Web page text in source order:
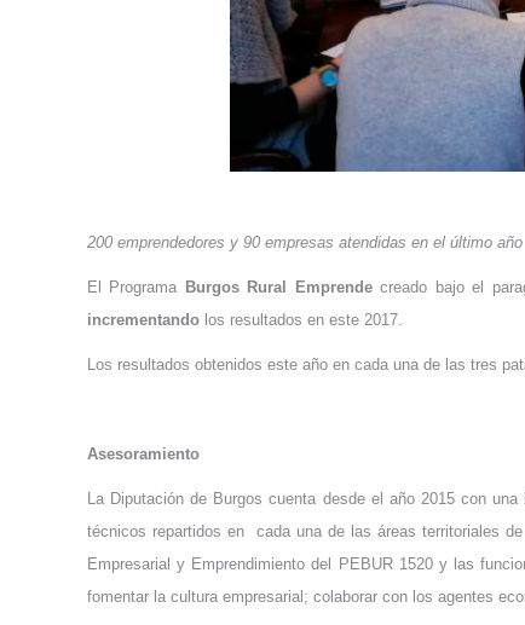
200 emprendedores y 90 empresas atendidas en el último año
El Programa Burgos Rural Emprendecreado bajo el
incrementando los resultados en este 2017.
Los resultados obtenidos este año en cada una de las tres
Asesoramiento
La Diputación de Burgos cuenta desde el año 2015 con una
técnicos repartidos en cada una de las áreas territoriales
Empresarial y Emprendimiento del PEBUR 1520 y las
fomentar la cultura empresarial; colaborar con los agentes